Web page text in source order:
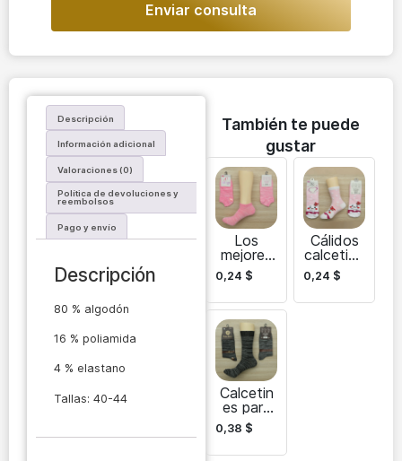
Enviar consulta
Descripción
Información adicional
Valoraciones (0)
Política de devoluciones y
reembolsos
Pago y envío
Descripción
80 % algodón
16 % poliamida
4 % elastano
Tallas: 40-44
También te puede
gustar
Los
mejores
calcetine
s
os
transpira
bles para
mujer
0,24 $
Cálidos
calcetine
s de Año
Nuevo
0,24 $
Calcetin
es para
hombre
Batly-
0,38 $